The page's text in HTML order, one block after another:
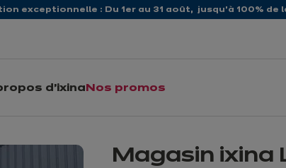
exceptionnelle : Du 1er au 31 août, jusqu’à 100% de
d'ixina Nos promos
Magasin ixina